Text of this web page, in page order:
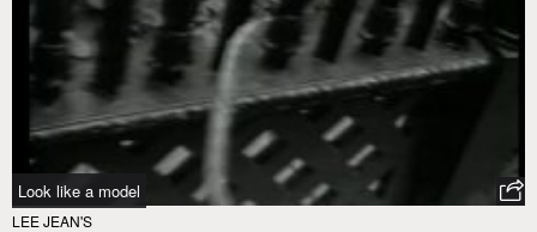
Look like a model
LEE JEAN'S